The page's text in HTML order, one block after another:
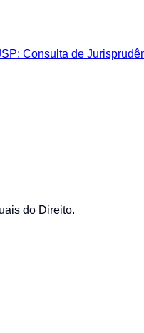
Consulta de
do Direito.